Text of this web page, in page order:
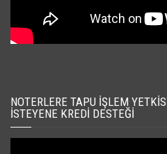
NOTERLERE TAPU İŞLEM
İSTEYENE KREDI DESTEĞI